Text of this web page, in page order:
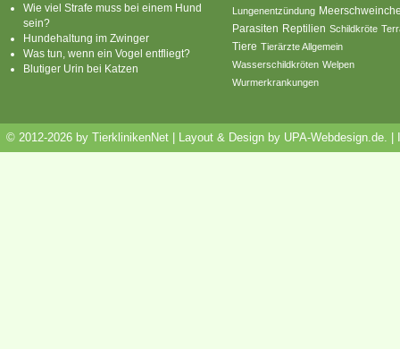
Wie viel Strafe muss bei einem Hund
sein?
Hundehaltung im Zwinger
Was tun, wenn ein Vogel entfliegt?
Blutiger Urin bei Katzen
Lungenentzündung
Parasiten Reptilien Schildkröte
Tiere Tierärzte Allgemein
Wasserschildkröten Welpen
Wurmerkrankungen
© 2012-2026 by TierklinikenNet | Layout & Design by UPA-Webdesign.de.